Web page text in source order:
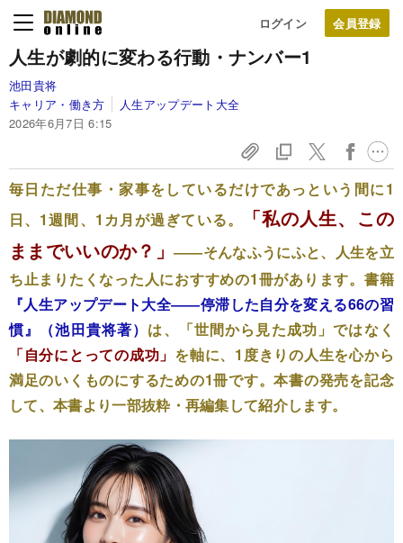
ログイン
人生が劇的に変わる行動・ナンバー1
池田貴将
キャリア・働き方
人生アップデート大全
2026年6月7日 6:15
毎日ただ仕事・家事をしているだけであっという間に1
日、1週間、1カ月が過ぎている。
「私の人生、この
ままでいいのか？」――そんなふうにふと、人生を立
ち止まりたくなった人におすすめの1冊があります。書籍
『人生アップデート大全――停滞した自分を変える66の習
慣』（池田貴将著） は、「世間から見た成功」ではなく
「自分にとっての成功」 を軸に、1度きりの人生を心から
満足のいくものにするための1冊です。本書の発売を記念
して、本書より一部抜粋・再編集して紹介します。